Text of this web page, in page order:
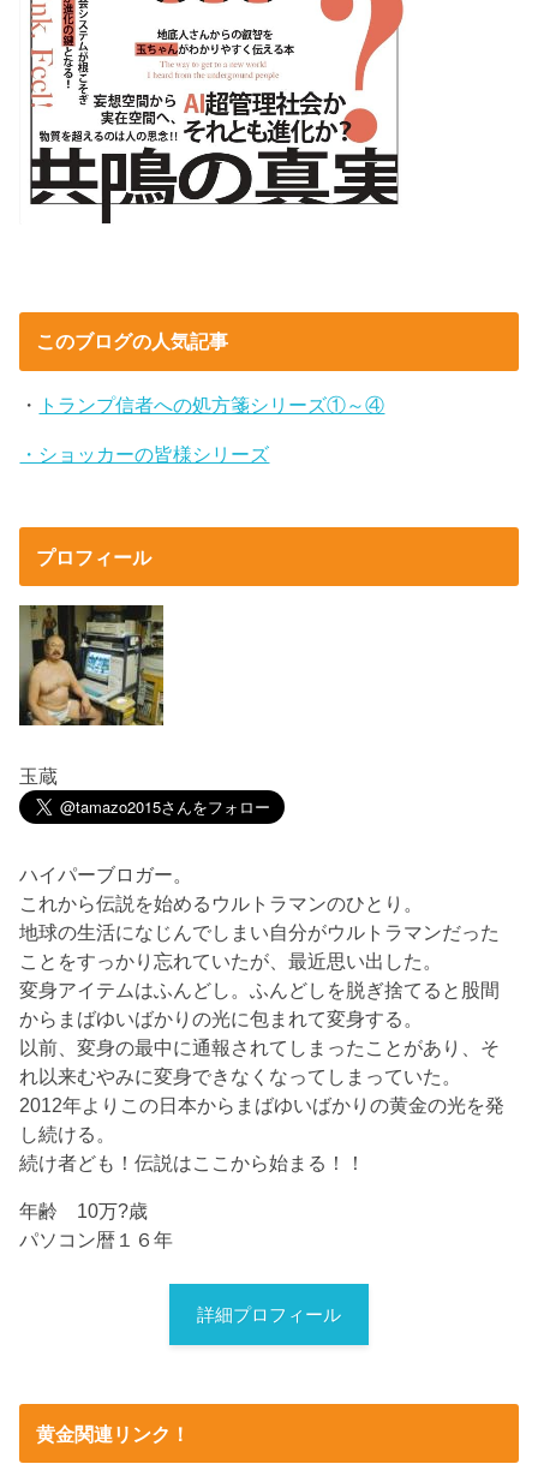
このブログの人気記事
・ トランプ信者への処方箋シリーズ①～④
・ショッカーの皆様シリーズ
プロフィール
玉蔵
ハイパーブロガー。
これから伝説を始めるウルトラマンのひとり。
地球の生活になじんでしまい自分がウルトラマンだった
ことをすっかり忘れていたが、最近思い出した。
変身アイテムはふんどし。ふんどしを脱ぎ捨てると股間
からまばゆいばかりの光に包まれて変身する。
以前、変身の最中に通報されてしまったことがあり、そ
れ以来むやみに変身できなくなってしまっていた。
2012年よりこの日本からまばゆいばかりの黄金の光を発
し続ける。
続け者ども！伝説はここから始まる！！
年齢 10万?歳
パソコン暦１６年
詳細プロフィール
黄金関連リンク！